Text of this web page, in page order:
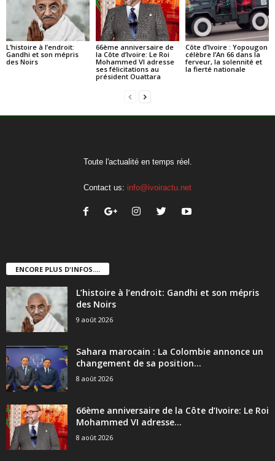
L’histoire à l’endroit:
Gandhi et son mépris
des Noirs
66ème anniversaire de
la Côte d’Ivoire: Le Roi
Mohammed VI adresse
ses félicitations au
président Ouattara
Côte d’Ivoire : Yopougon
célèbre l’An 66 dans la
ferveur, la solennité et
la fierté nationale
Toute l'actualité en temps réel.
Contact us: info@ivoiractu.net
ENCORE PLUS D'INFOS....
L’histoire à l’endroit: Gandhi et son mépris
des Noirs
9 août 2026
Sahara marocain : La Colombie annonce un
changement de sa position...
8 août 2026
66ème anniversaire de la Côte d’Ivoire: Le Roi
Mohammed VI adresse...
8 août 2026